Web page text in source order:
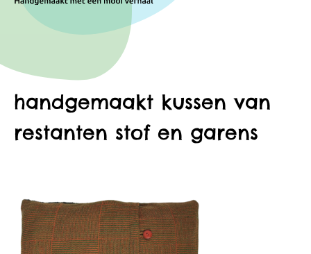
handgemaakt kussen van
restanten stof en garens